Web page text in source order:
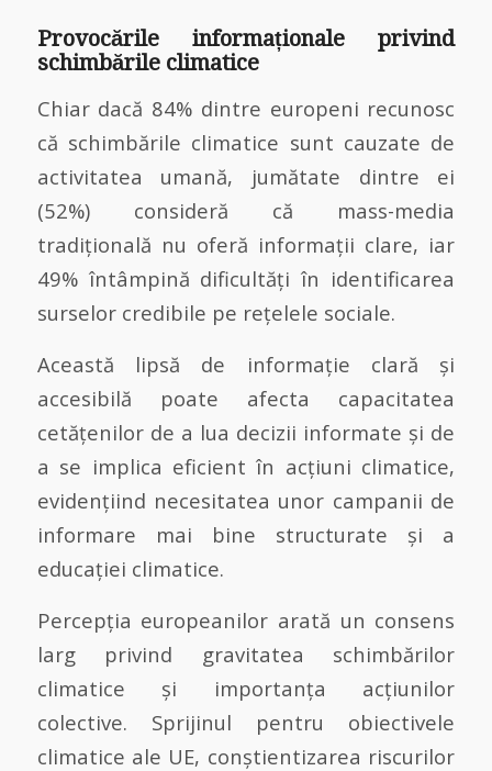
Provocările informaționale privind
schimbările climatice
Chiar dacă 84% dintre europeni recunosc
că schimbările climatice sunt cauzate de
activitatea umană, jumătate dintre ei
(52%) consideră că mass-media
tradițională nu oferă informații clare, iar
49% întâmpină dificultăți în identificarea
surselor credibile pe rețelele sociale.
Această lipsă de informație clară și
accesibilă poate afecta capacitatea
cetățenilor de a lua decizii informate și de
a se implica eficient în acțiuni climatice,
evidențiind necesitatea unor campanii de
informare mai bine structurate și a
educației climatice.
Percepția europeanilor arată un consens
larg privind gravitatea schimbărilor
climatice și importanța acțiunilor
colective. Sprijinul pentru obiectivele
climatice ale UE, conștientizarea riscurilor